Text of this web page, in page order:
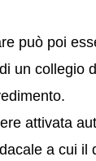
può poi
un collegio
attivata
a cui il